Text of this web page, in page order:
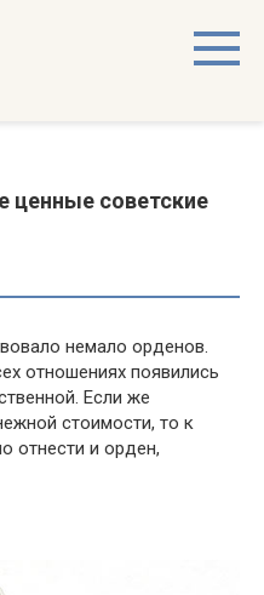
советские
немало орденов.
отношениях появились
Если же
стоимости, то к
отнести и орден,